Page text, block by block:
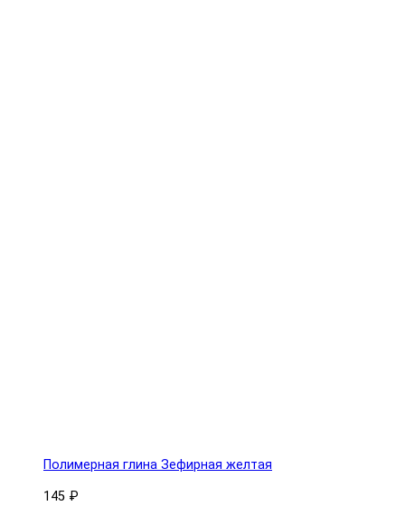
Полимерная глина Зефирная желтая
145 ₽